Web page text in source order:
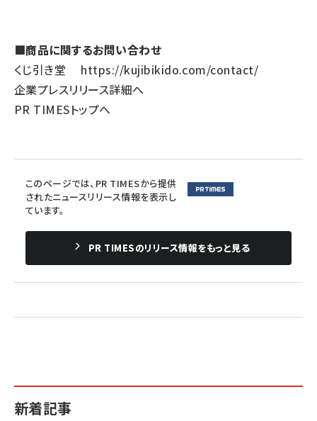
■商品に関するお問い合わせ
くじ引き堂 https://kujibikido.com/contact/
企業プレスリリース詳細へ
PR TIMESトップへ
このページでは、PR TIMESから提供
されたニュースリリース情報を表示し
ています。
PR TIMESのリリース情報をもっと見る
新着記事